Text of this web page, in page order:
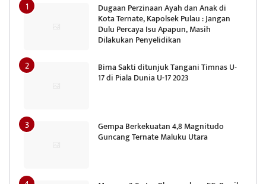
Dugaan Perzinaan Ayah dan Anak di
Kota Ternate, Kapolsek Pulau : Jangan
Dulu Percaya Isu Apapun, Masih
Dilakukan Penyelidikan
Bima Sakti ditunjuk Tangani Timnas U-
17 di Piala Dunia U-17 2023
Gempa Berkekuatan 4,8 Magnitudo
Guncang Ternate Maluku Utara